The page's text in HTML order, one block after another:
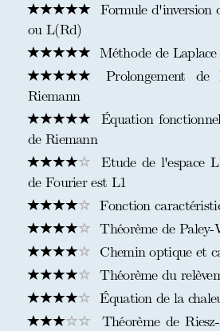
Formule d'inversion
ou L(Rd)
Méthode de Laplace
Prolongement
Riemann
Équation
de Riemann
Etude de l'espace
de Fourier est L1
Fonction
Théorème de Paley-
Chemin optique et
Théorème du
Équation de la
Théorème de